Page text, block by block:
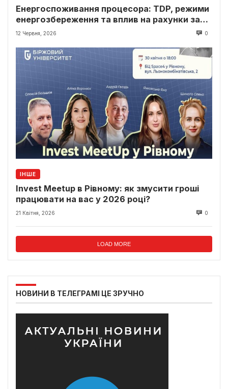
Енергоспоживання процесора: TDP, режими
енергозбереження та вплив на рахунки за
світло
12 Червня, 2026 0
ІНШЕ
Invest Meetup в Рівному: як змусити гроші
працювати на вас у 2026 році?
21 Квітня, 2026 0
LOAD MORE
НОВИНИ В ТЕЛЕГРАМІ ЦЕ ЗРУЧНО